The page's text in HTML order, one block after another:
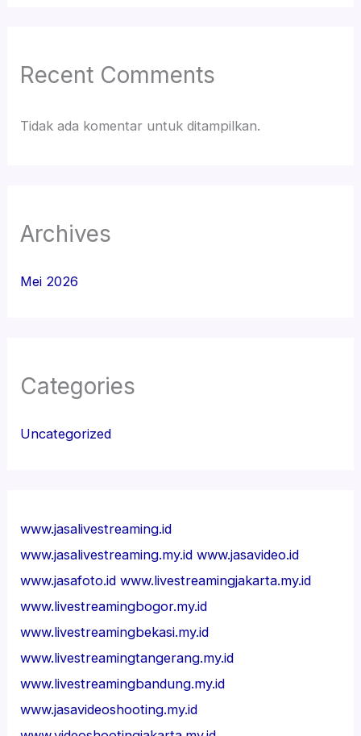
Recent Comments
Tidak ada komentar untuk ditampilkan.
Archives
Mei 2026
Categories
Uncategorized
www.jasalivestreaming.id
www.jasalivestreaming.my.id www.jasavideo.id
www.jasafoto.id www.livestreamingjakarta.my.id
www.livestreamingbogor.my.id
www.livestreamingbekasi.my.id
www.livestreamingtangerang.my.id
www.livestreamingbandung.my.id
www.jasavideoshooting.my.id